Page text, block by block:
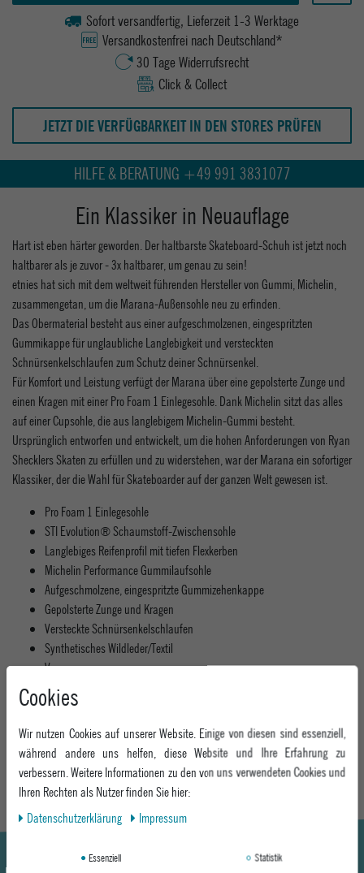
Sofort versandfertig, Lieferzeit 1-3 Werktage
Versandkostenfrei nach Deutschland*
30 Tage Widerrufsrecht
Click & Collect
JETZT DIE VERFÜGBARKEIT IN DEN STORES PRÜFEN
HILFE & BERATUNG +49 991 3831077
Ein Klassiker in Neuauflage
Hart ist eben härter geworden. Der haltbarste Skateboard-Schuh ist jetzt noch
haltbarer als je zuvor - 3x haltbarer, um genau zu sein!
etnies hat sich mit dem weltweit führenden Hersteller von Gummi, Michelin,
zusammengetan, um die Marana-Außensohle neu zu erfinden.
Das Obermaterial besteht aus einer aufgeschmolzenen, eingespritzten
Gummikappe für unglaubliche Langlebigkeit und versteckten
Schnürsenkelschlaufen zum Schutz deiner Schnürsenkel.
Für Komfort und Leistung verfügt der Marana über eine gepolsterte Zunge und
einen Kragen mit einer Pro Foam 1 Einlegesohle. Dank Michelin sitzt das alles
auf einer Cupsohle, die aus langlebigem Michelin-Gummi besteht.
Ursprünglich entworfen und entwickelt, um die hohen Anforderungen von Ryan
Shecklers Skaten zu erfüllen und zu widerstehen, war der Marana ein sofortiger
Klassiker, der die Wahl für Skateboarder auf der ganzen Welt gewesen ist.
Pro Foam 1 Einlegesohle
STI Evolution® Schaumstoff-Zwischensohle
Langlebiges Reifenprofil mit tiefen Flexkerben
Michelin Performance Gummilaufsohle
Aufgeschmolzene, eingespritzte Gummizehenkappe
Gepolsterte Zunge und Kragen
Versteckte Schnürsenkelschlaufen
Synthetisches Wildleder/Textil
Vegan
Entworfen von Ryan Sheckler
Material: 100% Leder
MEHR INFORMATIONEN ZUM EU VERANTWORTLICHEN »
Cookies
Wir nutzen Cookies auf unserer Website. Einige von diesen sind essenziell,
während andere uns helfen, diese Website und Ihre Erfahrung zu
verbessern. Weitere Informationen zu den von uns verwendeten Cookies und
Ihren Rechten als Nutzer finden Sie hier:
Daten­schutz­erklärung
Impressum
Essenziell Statistik